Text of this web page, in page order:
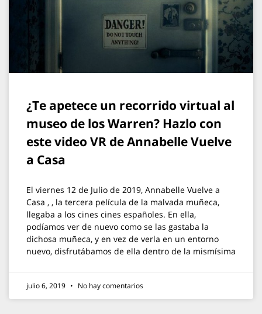
¿Te apetece un recorrido virtual al
museo de los Warren? Hazlo con
este video VR de Annabelle Vuelve
a Casa
El viernes 12 de Julio de 2019, Annabelle Vuelve a
Casa , , la tercera película de la malvada muñeca,
llegaba a los cines cines españoles. En ella,
podíamos ver de nuevo como se las gastaba la
dichosa muñeca, y en vez de verla en un entorno
nuevo, disfrutábamos de ella dentro de la mismísima
julio 6, 2019 No hay comentarios